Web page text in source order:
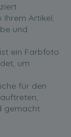
Ihrem Artikel,
und
ein Farbfoto
um
für den
gemacht